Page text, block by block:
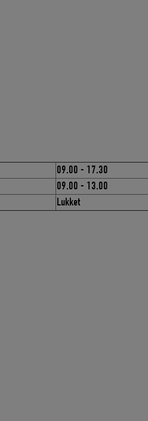
09.00 - 17.30
09.00 - 13.00
Lukket